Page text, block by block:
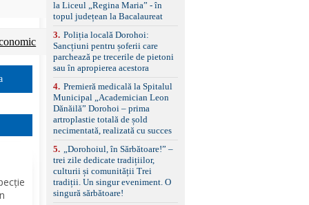
panoramică, geamuri
spate fumurii Carlig de
remorcare Bonus: -
Covorașe textile montate
pe mașină. -Ofer și un
set de covorașe din
împreună cu un set de
anvelope de iarnă.
la Liceul „Regina Maria” - în
topul județean la Bacalaureat
3. Poliția locală Dorohoi:
Sancțiuni pentru șoferii care
parchează pe trecerile de pietoni
sau în apropierea acestora
4. Premieră medicală la Spitalul
Municipal „Academician Leon
Dănăilă” Dorohoi – prima
artroplastie totală de șold
necimentată, realizată cu succes
5.
„Dorohoiul, în Sărbătoare!” –
trei zile dedicate tradițiilor,
culturii și comunității Trei
tradiții. Un singur eveniment. O
singură sărbătoare!